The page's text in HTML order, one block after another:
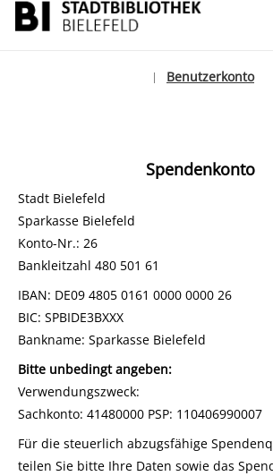
Benutzerkonto
Spendenkonto
Stadt Bielefeld
Sparkasse Bielefeld
Konto-Nr.: 26
Bankleitzahl 480 501 61
IBAN: DE09 4805 0161 0000 0000 26
BIC: SPBIDE3BXXX
Bankname: Sparkasse Bielefeld
Bitte unbedingt angeben:
Verwendungszweck:
Sachkonto: 41480000 PSP: 110406990007
Für die steuerlich abzugsfähige
teilen Sie bitte Ihre Daten sowie das